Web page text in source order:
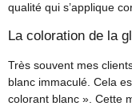
qualité qui s’applique
La coloration de la
Très souvent mes
blanc immaculé. Cela
colorant blanc ». Cette